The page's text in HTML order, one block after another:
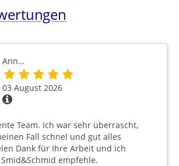
Ann…
03 August 2026
Team. Ich war sehr überrascht,
Fall schnel und gut alles
Dank für Ihre Arbeit und ich
empfehle.